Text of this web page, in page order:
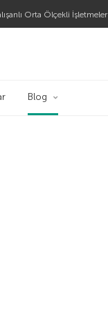
Orta Ölçekli İşletmeler
Blog